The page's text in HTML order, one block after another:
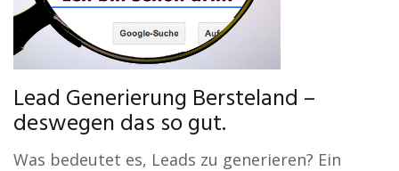
Lead Generierung Bersteland –
deswegen das so gut.
Was bedeutet es, Leads zu generieren? Ein